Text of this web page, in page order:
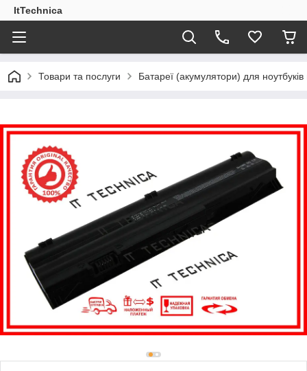
ItTechnica
Товари та послуги Батареї (акумулятори) для